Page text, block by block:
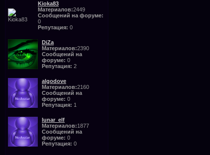
Kioka83
Материалов:2449
Сообщений на форуме:
0
Репутация: 0
DiZa
Материалов:2390
Сообщений на
форуме: 0
Репутация: 2
algodove
Материалов:2160
Сообщений на
форуме: 0
Репутация: 1
lunar_elf
Материалов:1877
Сообщений на
форуме: 0
Репутация: 0